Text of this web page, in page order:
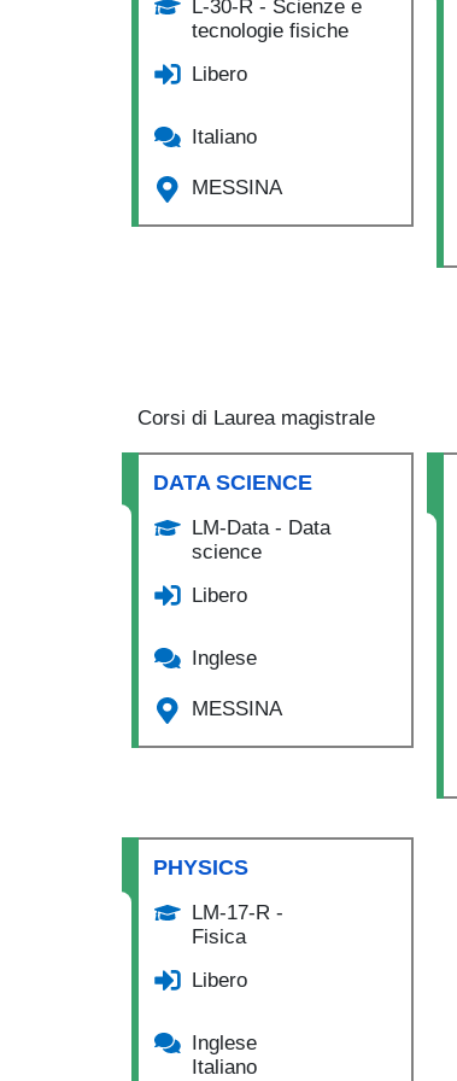
L-30-R - Scienze e
tecnologie fisiche
Libero
Italiano
MESSINA
Corsi di Laurea magistrale
DATA SCIENCE
LM-Data - Data
science
Libero
Inglese
MESSINA
PHYSICS
LM-17-R -
Fisica
Libero
Inglese
Italiano